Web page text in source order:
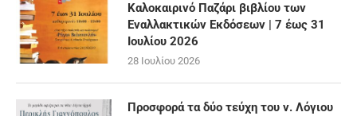
Καλοκαιρινό Παζάρι βιβλίου των
Εναλλακτικών Εκδόσεων | 7 έως 31
Ιουλίου 2026
28 Ιουλίου 2026
Προσφορά τα δύο τεύχη του ν. Λόγιου